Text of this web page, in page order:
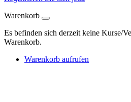
Warenkorb
Es befinden sich derzeit keine Kurse/
Warenkorb.
Warenkorb aufrufen